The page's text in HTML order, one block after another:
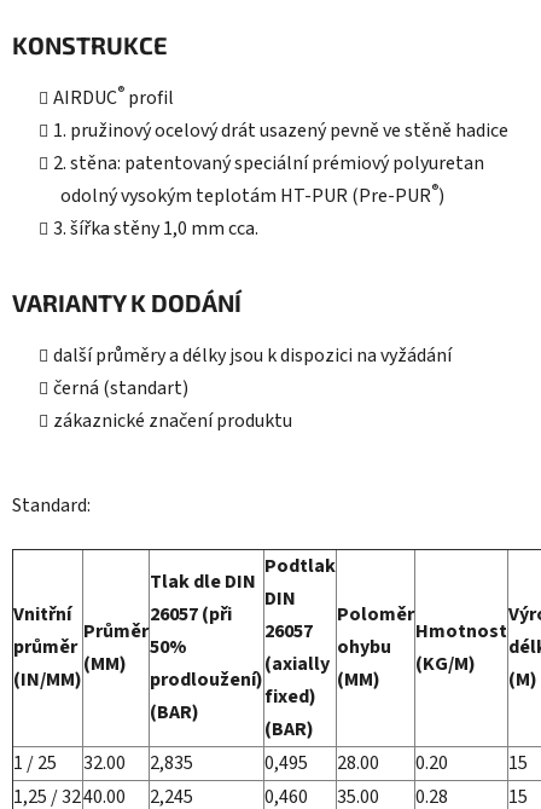
KONSTRUKCE
AIRDUC® profil
1. pružinový ocelový drát usazený pevně ve stěně hadice
2. stěna: patentovaný speciální prémiový polyuretan
odolný vysokým teplotám HT-PUR (Pre-PUR®)
3. šířka stěny 1,0 mm cca.
VARIANTY K DODÁNÍ
další průměry a délky jsou k dispozici na vyžádání
černá (standart)
zákaznické značení produktu
Standard:
Vnitřní
průměr
(IN/MM)
Průměr
(MM)
Tlak dle DIN
26057 (při
50%
prodloužení)
(BAR)
Podtlak
DIN
26057
(axially
fixed)
(BAR)
Poloměr
ohybu
(MM)
Hmotnost
(KG/M)
(M)
1 / 25 32.00 2,835 0,495 28.00 0.20
15
1,25 / 3240.00 2,245 0,460 35.00 0.28 15